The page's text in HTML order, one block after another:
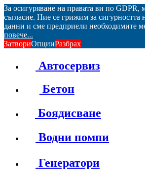
За осигуряване на правата ви по GDPR,
съгласие. Ние се грижим за
данни и сме предприели необходимите
повече...
ЗатвориОпцииРазбрах
Автосервиз
Бетон
Боядисване
Водни помпи
Генератори